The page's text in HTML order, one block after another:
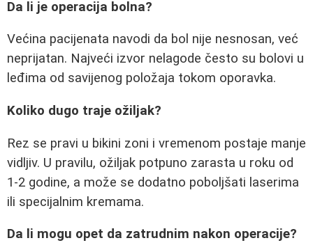
Da li je operacija bolna?
Većina pacijenata navodi da bol nije nesnosan, već
neprijatan. Najveći izvor nelagode često su bolovi u
leđima od savijenog položaja tokom oporavka.
Koliko dugo traje ožiljak?
Rez se pravi u bikini zoni i vremenom postaje manje
vidljiv. U pravilu, ožiljak potpuno zarasta u roku od
1-2 godine, a može se dodatno poboljšati laserima
ili specijalnim kremama.
Da li mogu opet da zatrudnim nakon operacije?